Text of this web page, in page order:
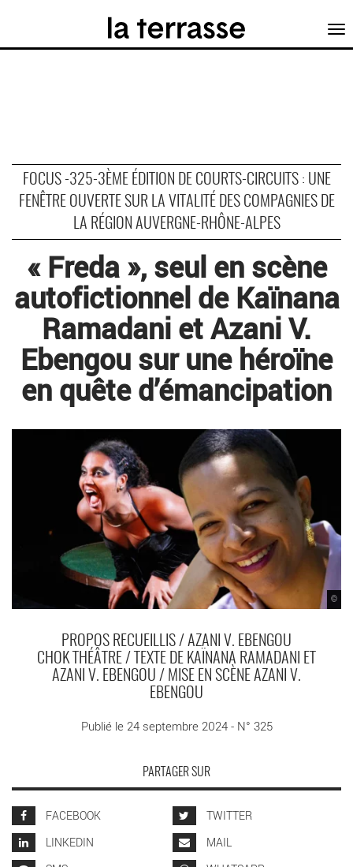
FOCUS -325-3ÈME ÉDITION DE COURTS-CIRCUITS : UNE
FENÊTRE OUVERTE SUR LA VITALITÉ DES COMPAGNIES DE
LA RÉGION AUVERGNE-RHÔNE-ALPES
« Freda », seul en scène
autofictionnel de Kaïnana
Ramadani et Azani V.
Ebengou sur une héroïne
en quête d’émancipation
©
PROPOS RECUEILLIS / AZANI V. EBENGOU
CHOK THÉÂTRE / TEXTE DE KAÏNANA RAMADANI ET
AZANI V. EBENGOU / MISE EN SCÈNE AZANI V.
EBENGOU
Publié le 24 septembre 2024 - N° 325
PARTAGER SUR
FACEBOOK
TWITTER
LINKEDIN
MAIL